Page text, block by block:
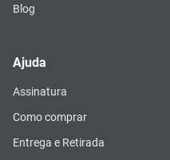
Blog
Ajuda
Assinatura
Como comprar
Entrega e Retirada